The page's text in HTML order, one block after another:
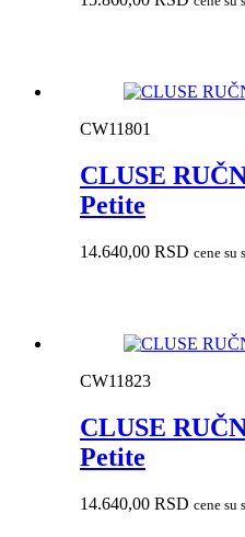
CW11801
CLUSE
Petite
14.640,00 RSD cene su
CW11823
CLUSE
Petite
14.640,00 RSD cene su